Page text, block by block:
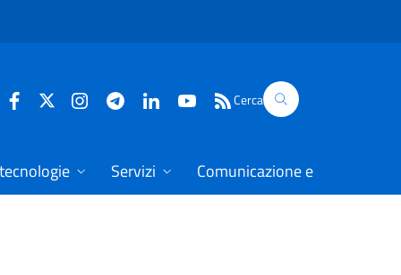
Cerca
Servizi Comunicazione e dati